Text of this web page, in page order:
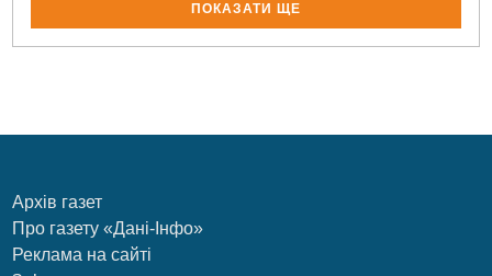
ПОКАЗАТИ ЩЕ
Архів газет
Про газету «Дані-Інфо»
Реклама на сайті